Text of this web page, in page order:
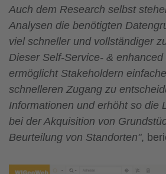
Auch dem Research selbst
Analysen die benötigten
viel schneller und vollständiger
Dieser Self-Service- &
ermöglicht Stakeholdern
schnelleren Zugang zu
Informationen und erhöht so die
bei der Akquisition von
Beurteilung von Standorten",